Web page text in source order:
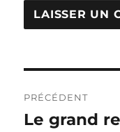
de
PRÉCÉDENT
Publication
Le grand